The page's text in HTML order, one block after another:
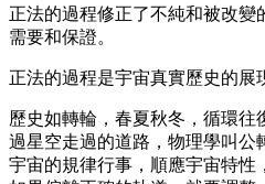
正法的過程修正了不純和被改變
需要和保證。
正法的過程是宇宙真實歷史的展
歷史如轉輪，春夏秋冬，循環往
過星空走過的道路，物理學叫公
宇宙的規律行事，順應宇宙特性